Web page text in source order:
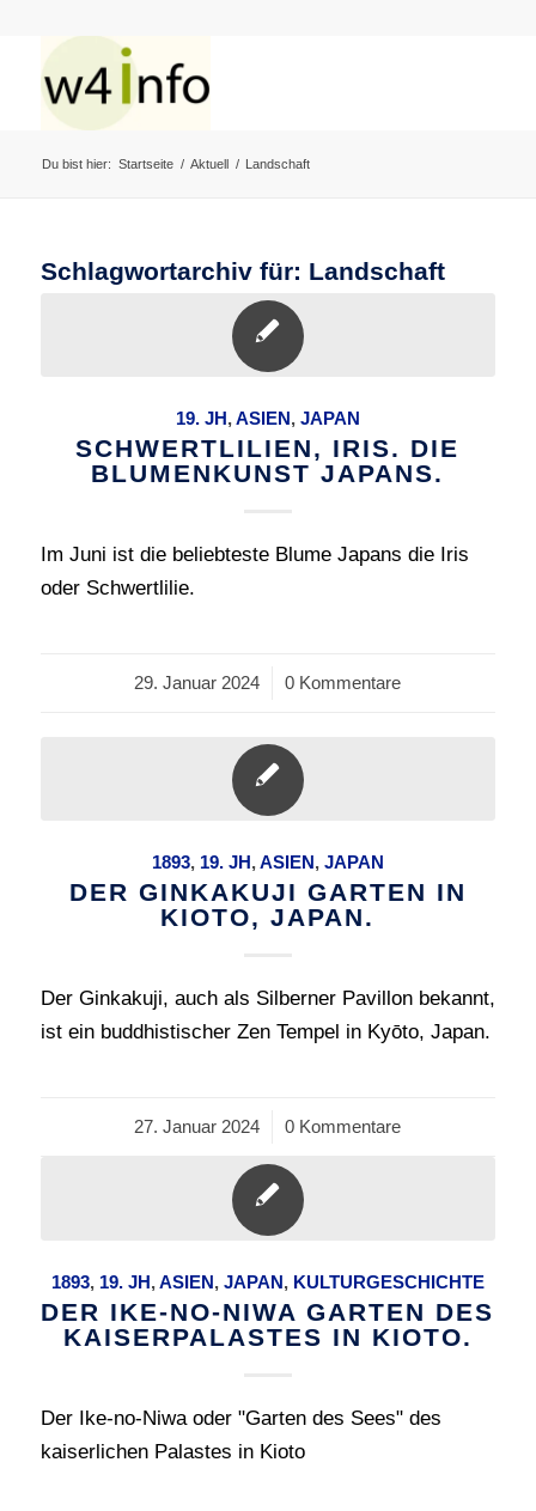
Du bist hier: Startseite / Aktuell / Landschaft
Schlagwortarchiv für: Landschaft
19. JH,ASIEN, JAPAN
SCHWERTLILIEN, IRIS. DIE
BLUMENKUNST JAPANS.
Im Juni ist die beliebteste Blume Japans die Iris
oder Schwertlilie.
29. Januar 2024
/ 0 Kommentare
1893, 19. JH,ASIEN, JAPAN
DER GINKAKUJI GARTEN IN
KIOTO, JAPAN.
Der Ginkakuji, auch als Silberner Pavillon bekannt,
ist ein buddhistischer Zen Tempel in Kyōto, Japan.
27. Januar 2024
/ 0 Kommentare
1893, 19. JH,ASIEN, JAPAN, KULTURGESCHICHTE
DER IKE-NO-NIWA GARTEN DES
KAISERPALASTES IN KIOTO.
Der Ike-no-Niwa oder "Garten des Sees" des
kaiserlichen Palastes in Kioto